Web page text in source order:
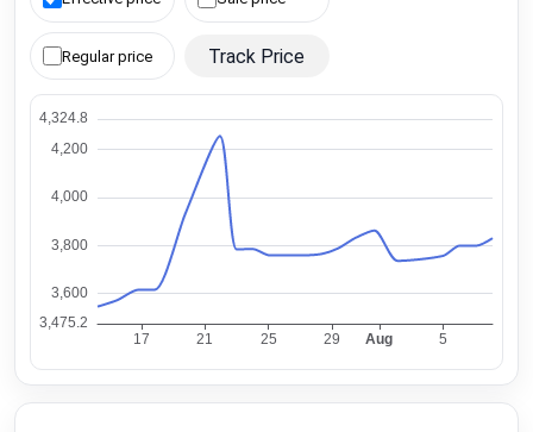
Regular price Track Price